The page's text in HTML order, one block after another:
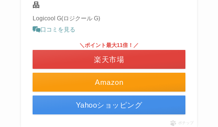
品
Logicool G(ロジクール G)
口コミを見る
Amazon
＼ポイント最大11倍！／
楽天市場
Yahooショッピング
ポチップ